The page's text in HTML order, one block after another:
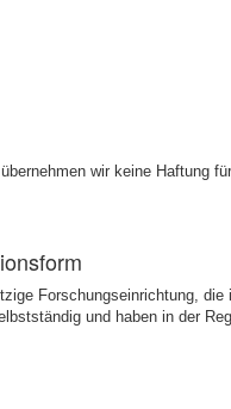
wir keine Haftung
Forschungseinrichtung,
und haben in der